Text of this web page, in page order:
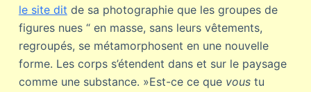
le site dit de sa photographie que les groupes de
figures nues “ en masse, sans leurs vêtements,
regroupés, se métamorphosent en une nouvelle
forme. Les corps s’étendent dans et sur le paysage
comme une substance. »Est-ce ce que vous tu